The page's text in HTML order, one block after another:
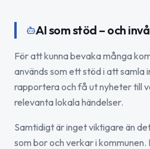
AI som stöd – och
För att kunna bevaka många
används som ett stöd i att samla
rapportera och få ut nyheter till
relevanta lokala händelser.
Samtidigt är inget viktigare än
som bor och verkar i